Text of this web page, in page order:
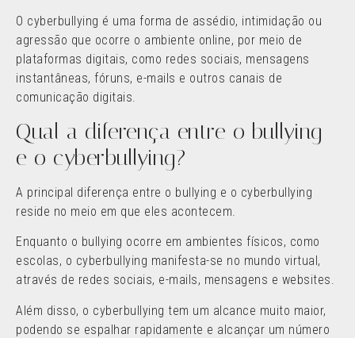
O cyberbullying é uma forma de assédio, intimidação ou
agressão que ocorre o ambiente online, por meio de
plataformas digitais, como redes sociais, mensagens
instantâneas, fóruns, e-mails e outros canais de
comunicação digitais.
Qual a diferença entre o bullying
e o cyberbullying?
A principal diferença entre o bullying e o cyberbullying
reside no meio em que eles acontecem.
Enquanto o bullying ocorre em ambientes físicos, como
escolas, o cyberbullying manifesta-se no mundo virtual,
através de redes sociais, e-mails, mensagens e websites.
Além disso, o cyberbullying tem um alcance muito maior,
podendo se espalhar rapidamente e alcançar um número